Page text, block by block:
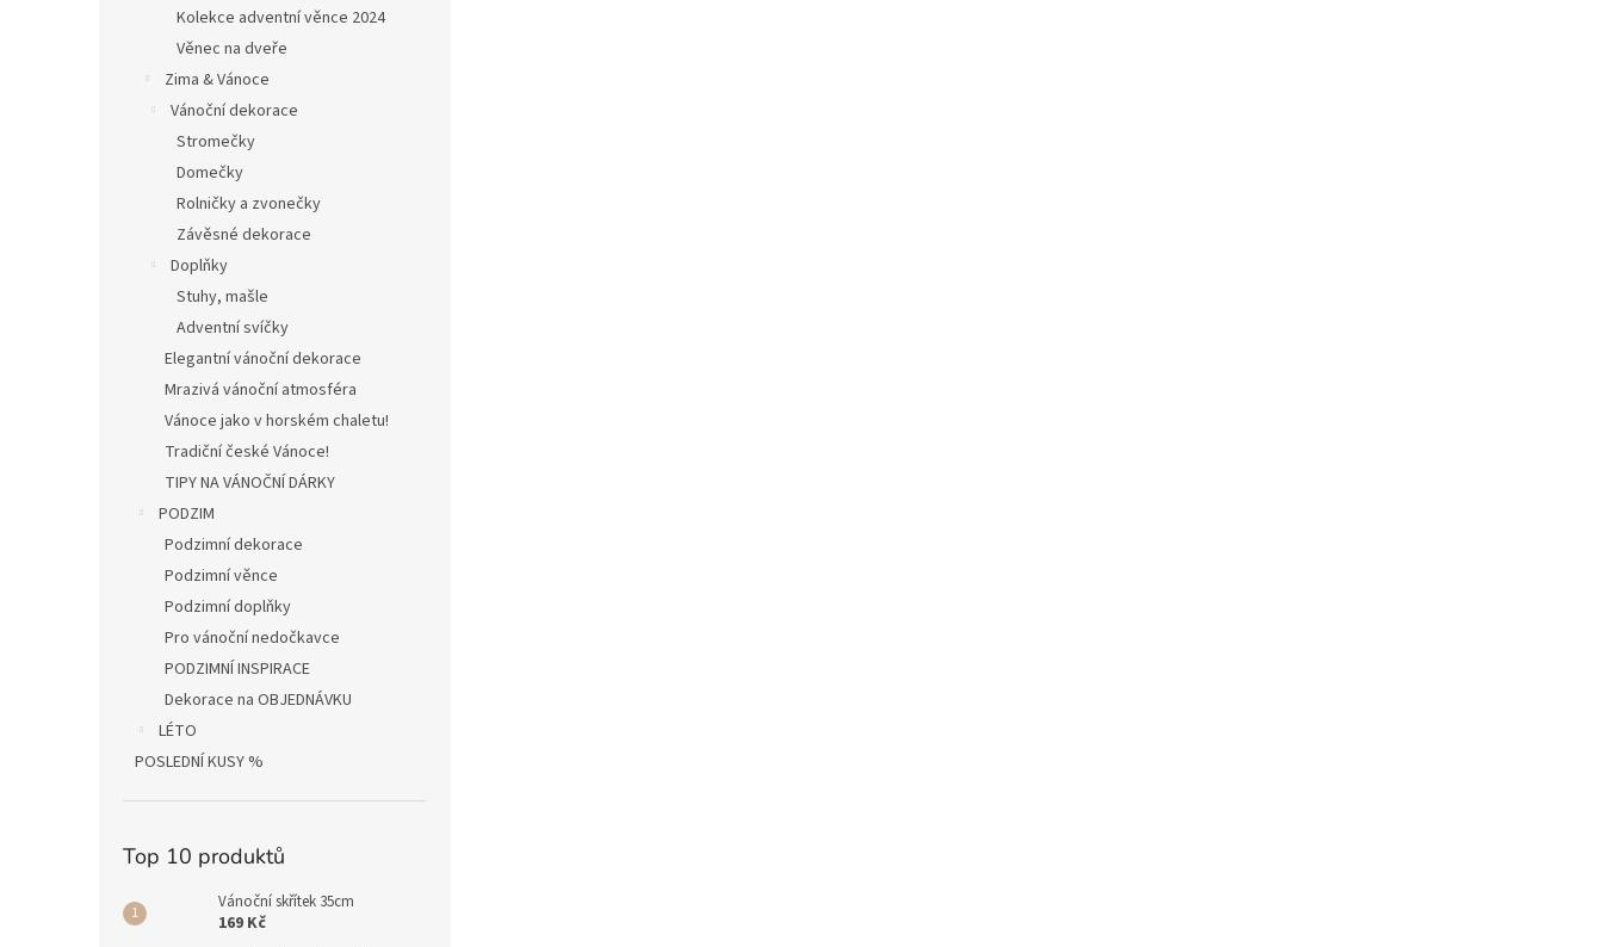
Kolekce adventní věnce 2024
Věnec na dveře
Zima & Vánoce
Vánoční dekorace
Stromečky
Domečky
Rolničky a zvonečky
Závěsné dekorace
Doplňky
Stuhy, mašle
Adventní svíčky
Elegantní vánoční dekorace
Mrazivá vánoční atmosféra
Vánoce jako v horském chaletu!
Tradiční české Vánoce!
TIPY NA VÁNOČNÍ DÁRKY
PODZIM
Podzimní dekorace
Podzimní věnce
Podzimní doplňky
Pro vánoční nedočkavce
PODZIMNÍ INSPIRACE
Dekorace na OBJEDNÁVKU
LÉTO
POSLEDNÍ KUSY %
Top 10 produktů
Vánoční skřítek 35cm
169 Kč